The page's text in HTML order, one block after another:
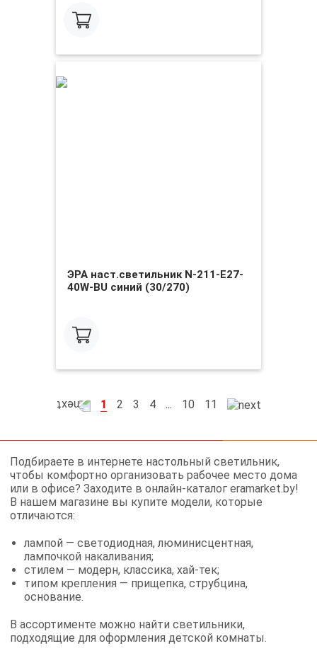
ЭРА наст.светильник N-211-E27-
40W-BU синий (30/270)
1 2 3 4 ... 10 11
Подбираете в интернете настольный светильник,
чтобы комфортно организовать рабочее место дома
или в офисе? Заходите в онлайн-каталог eramarket.by!
В нашем магазине вы купите модели, которые
отличаются:
лампой — светодиодная, люминисцентная,
лампочкой накаливания;
стилем — модерн, классика, хай-тек;
типом крепления — прищепка, струбцина,
основание.
В ассортименте можно найти светильники,
подходящие для оформления детской комнаты.